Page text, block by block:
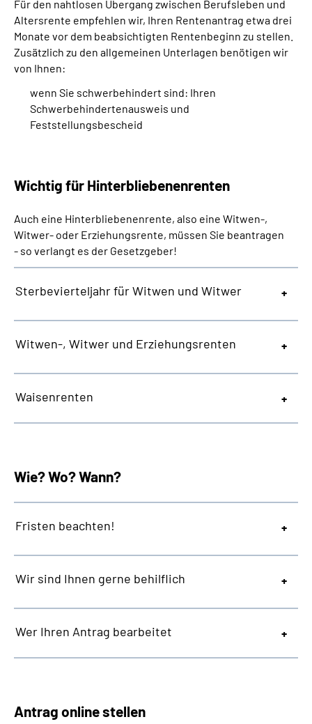
Für den nahtlosen Übergang zwischen Berufsleben und
Altersrente empfehlen wir, Ihren Rentenantrag etwa drei
Monate vor dem beabsichtigten Rentenbeginn zu stellen.
Zusätzlich zu den allgemeinen Unterlagen benötigen wir
von Ihnen:
wenn Sie schwerbehindert sind: Ihren
Schwerbehindertenausweis und
Feststellungsbescheid
Wichtig für Hinterbliebenenrenten
Auch eine Hinterbliebenenrente, also eine Witwen-,
Witwer- oder Erziehungsrente, müssen Sie beantragen
- so verlangt es der Gesetzgeber!
Sterbevierteljahr für Witwen und Witwer
Witwen-, Witwer und Erziehungsrenten
Waisenrenten
Wie? Wo? Wann?
Fristen beachten!
Wir sind Ihnen gerne behilflich
Wer Ihren Antrag bearbeitet
Antrag online stellen